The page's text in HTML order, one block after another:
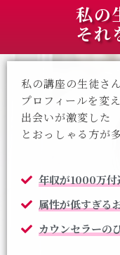
私の
それ
私の講座の生徒さ
プロフィールを変
出会いが激変した
とおっしゃる方が
年収が1000万付
属性が低すぎる
カウンセラーの